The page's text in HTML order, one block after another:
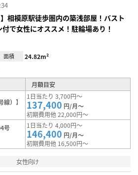
相模原駅徒歩圏内の築浅部屋！バスト
で女性にオススメ！駐輪場あり！
面積 24.82m²
月額目安
）】
1日当たり 3,700円～
137,400 円/月～
初期費用他 22,000円～
号
1日当たり 4,000円～
146,400 円/月～
初期費用他 16,500円～
女性向け